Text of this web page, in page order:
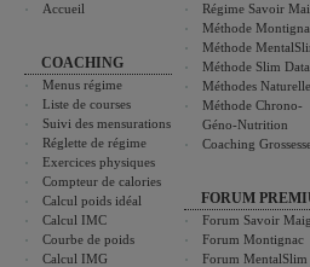
Accueil
COACHING
Menus régime
Liste de courses
Suivi des mensurations
Réglette de régime
Exercices physiques
Compteur de calories
Calcul poids idéal
Calcul IMC
Courbe de poids
Calcul IMG
Régime Savoir
Méthode
Méthode
Méthode Slim Data
Méthodes
Méthode Chrono-
Géno-Nutrition
Coaching
FORUM
Forum Savoir
Forum Montignac
Forum MentalSlim